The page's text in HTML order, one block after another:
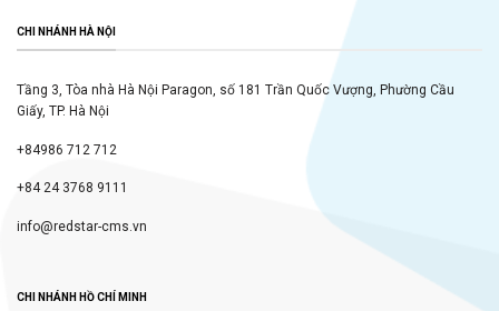
CHI NHÁNH HÀ NỘI
Tầng 3, Tòa nhà Hà Nội Paragon, số 181 Trần Quốc Vượng, Phường Cầu
Giấy, TP. Hà Nội
+84986 712 712
+84 24 3768 9111
info@redstar-cms.vn
CHI NHÁNH HỒ CHÍ MINH